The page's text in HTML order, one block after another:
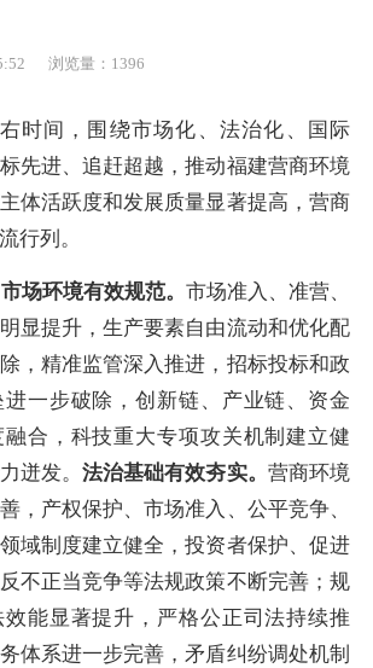
浏览量：1396
间，围绕市场化、法治化、国际
先进、追赶超越，推动福建营商环境
体活跃度和发展质量显著提高，营商
行列。
场环境有效规范。 市场准入、准营、
显提升，生产要素自由流动和优化配
，精准监管深入推进，招标投标和政
一步破除，创新链、产业链、资金
合，科技重大专项攻关机制建立健
迸发。 法治基础有效夯实。 营商环境
，产权保护、市场准入、公平竞争、
域制度建立健全，投资者保护、促进
不正当竞争等法规政策不断完善；规
能显著提升，严格公正司法持续推
体系进一步完善，矛盾纠纷调处机制